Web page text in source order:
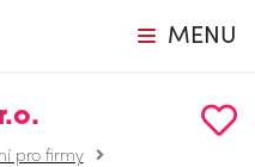
MENU
pro firmy